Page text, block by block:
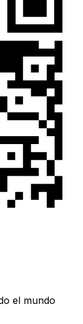
el mundo